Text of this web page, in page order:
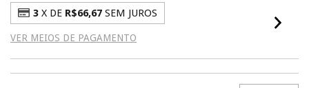
3 X DE R$66,67 SEM JUROS
VER MEIOS DE PAGAMENTO